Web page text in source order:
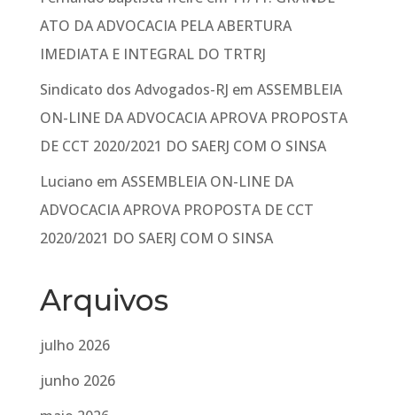
ATO DA ADVOCACIA PELA ABERTURA
IMEDIATA E INTEGRAL DO TRTRJ
Sindicato dos Advogados-RJ em ASSEMBLEIA
ON-LINE DA ADVOCACIA APROVA PROPOSTA
DE CCT 2020/2021 DO SAERJ COM O SINSA
Luciano em ASSEMBLEIA ON-LINE DA
ADVOCACIA APROVA PROPOSTA DE CCT
2020/2021 DO SAERJ COM O SINSA
Arquivos
julho 2026
junho 2026